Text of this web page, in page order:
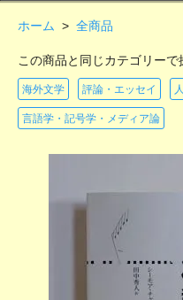
ホーム > 全商品
この商品と同じカテゴリーで
海外文学 評論・エッセイ
言語学・記号学・メディア論